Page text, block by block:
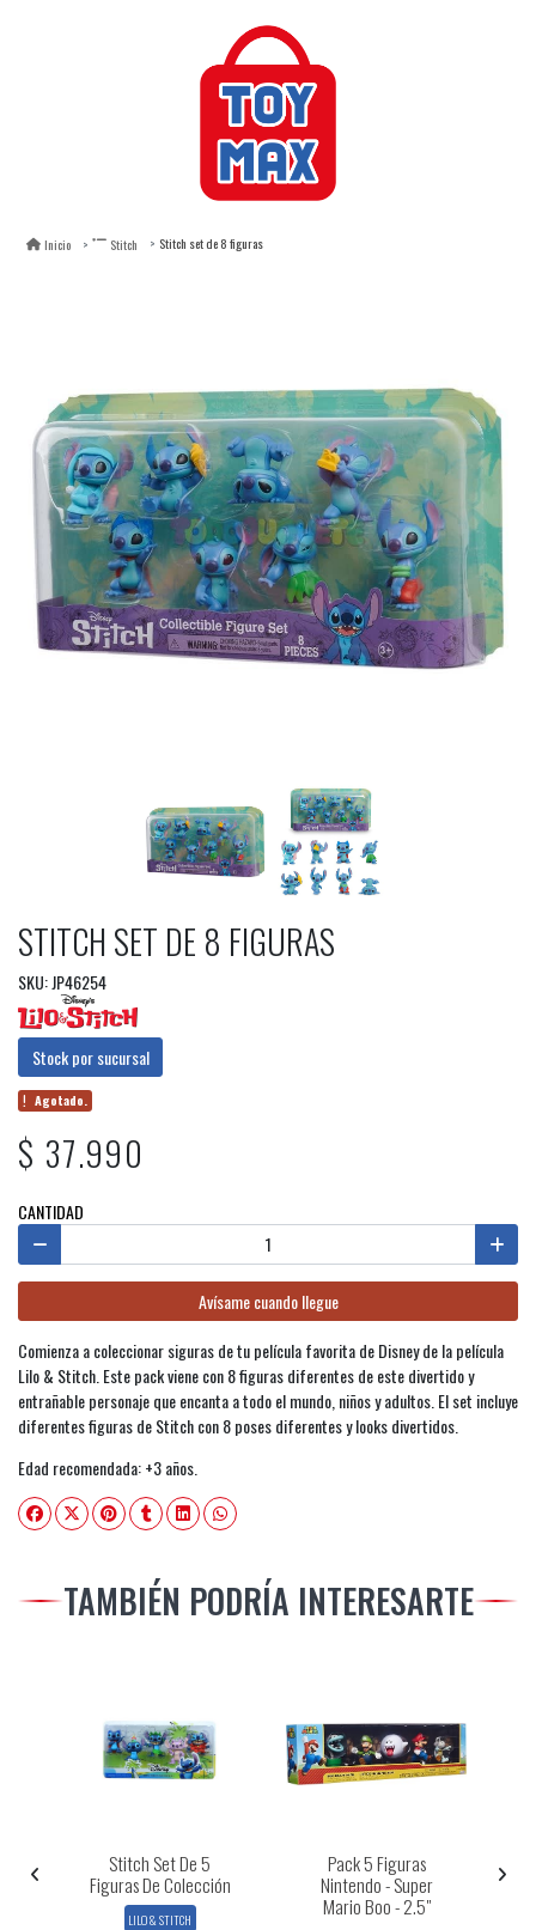
Inicio Stitch Stitch set de 8 figuras
STITCH SET DE 8 FIGURAS
SKU: JP46254
Stock por sucursal
Agotado.
$ 37.990
CANTIDAD
Avísame cuando llegue
Comienza a coleccionar siguras de tu película favorita de Disney de la película
Lilo & Stitch. Este pack viene con 8 figuras diferentes de este divertido y
entrañable personaje que encanta a todo el mundo, niños y adultos. El set incluye
diferentes figuras de Stitch con 8 poses diferentes y looks divertidos.
Edad recomendada: +3 años.
TAMBIÉN PODRÍA INTERESARTE
Stitch Set De 5
Figuras De Colección
LILO & STITCH
Pack 5 Figuras
Nintendo - Super
Mario Boo - 2.5"